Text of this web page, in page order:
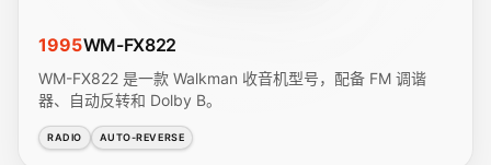
1995WM-FX822
WM-FX822 是一款 Walkman 收音机型号，配备 FM 调谐
器、自动反转和 Dolby B。
RADIO AUTO-REVERSE